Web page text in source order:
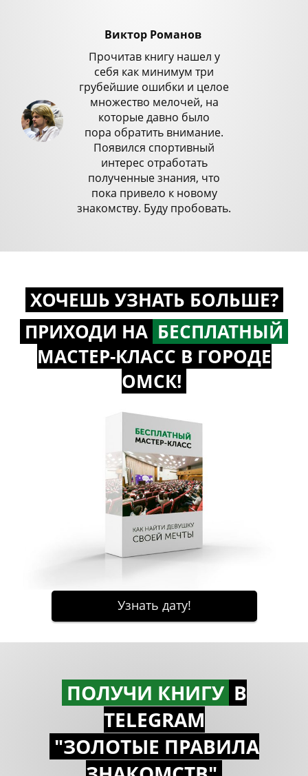
Виктор Романов
Прочитав книгу нашел у
себя как минимум три
грубейшие ошибки и целое
множество мелочей, на
которые давно было
пора обратить внимание.
Появился спортивный
интерес отработать
полученные знания, что
пока привело к новому
знакомству. Буду пробовать.
ХОЧЕШЬ УЗНАТЬ БОЛЬШЕ?
ПРИХОДИ НА БЕСПЛАТНЫЙ
МАСТЕР-КЛАСС В ГОРОДЕ
ОМСК!
ПОЛУЧИ КНИГУ В
TELEGRAM
"ЗОЛОТЫЕ ПРАВИЛА